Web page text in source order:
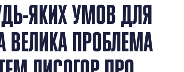
ЯКИХ УМОВ ДЛЯ
ВЕЛИКА ПРОБЛЕМА